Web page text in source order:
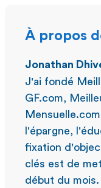
À propos
Jonathan
J'ai fondé
GF.com,
l'épargne,
fixation
clés est de
début du